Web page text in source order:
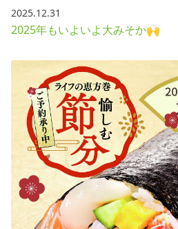
2025.12.31
2025年もいよいよ大みそか🙌